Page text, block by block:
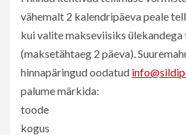
vähemalt 2 kalendripäeva peale
kui valite makseviisiks ülekandega
(maksetähtaeg 2 päeva).
hinnapäringud oodatud
palume märkida:
toode
kogus